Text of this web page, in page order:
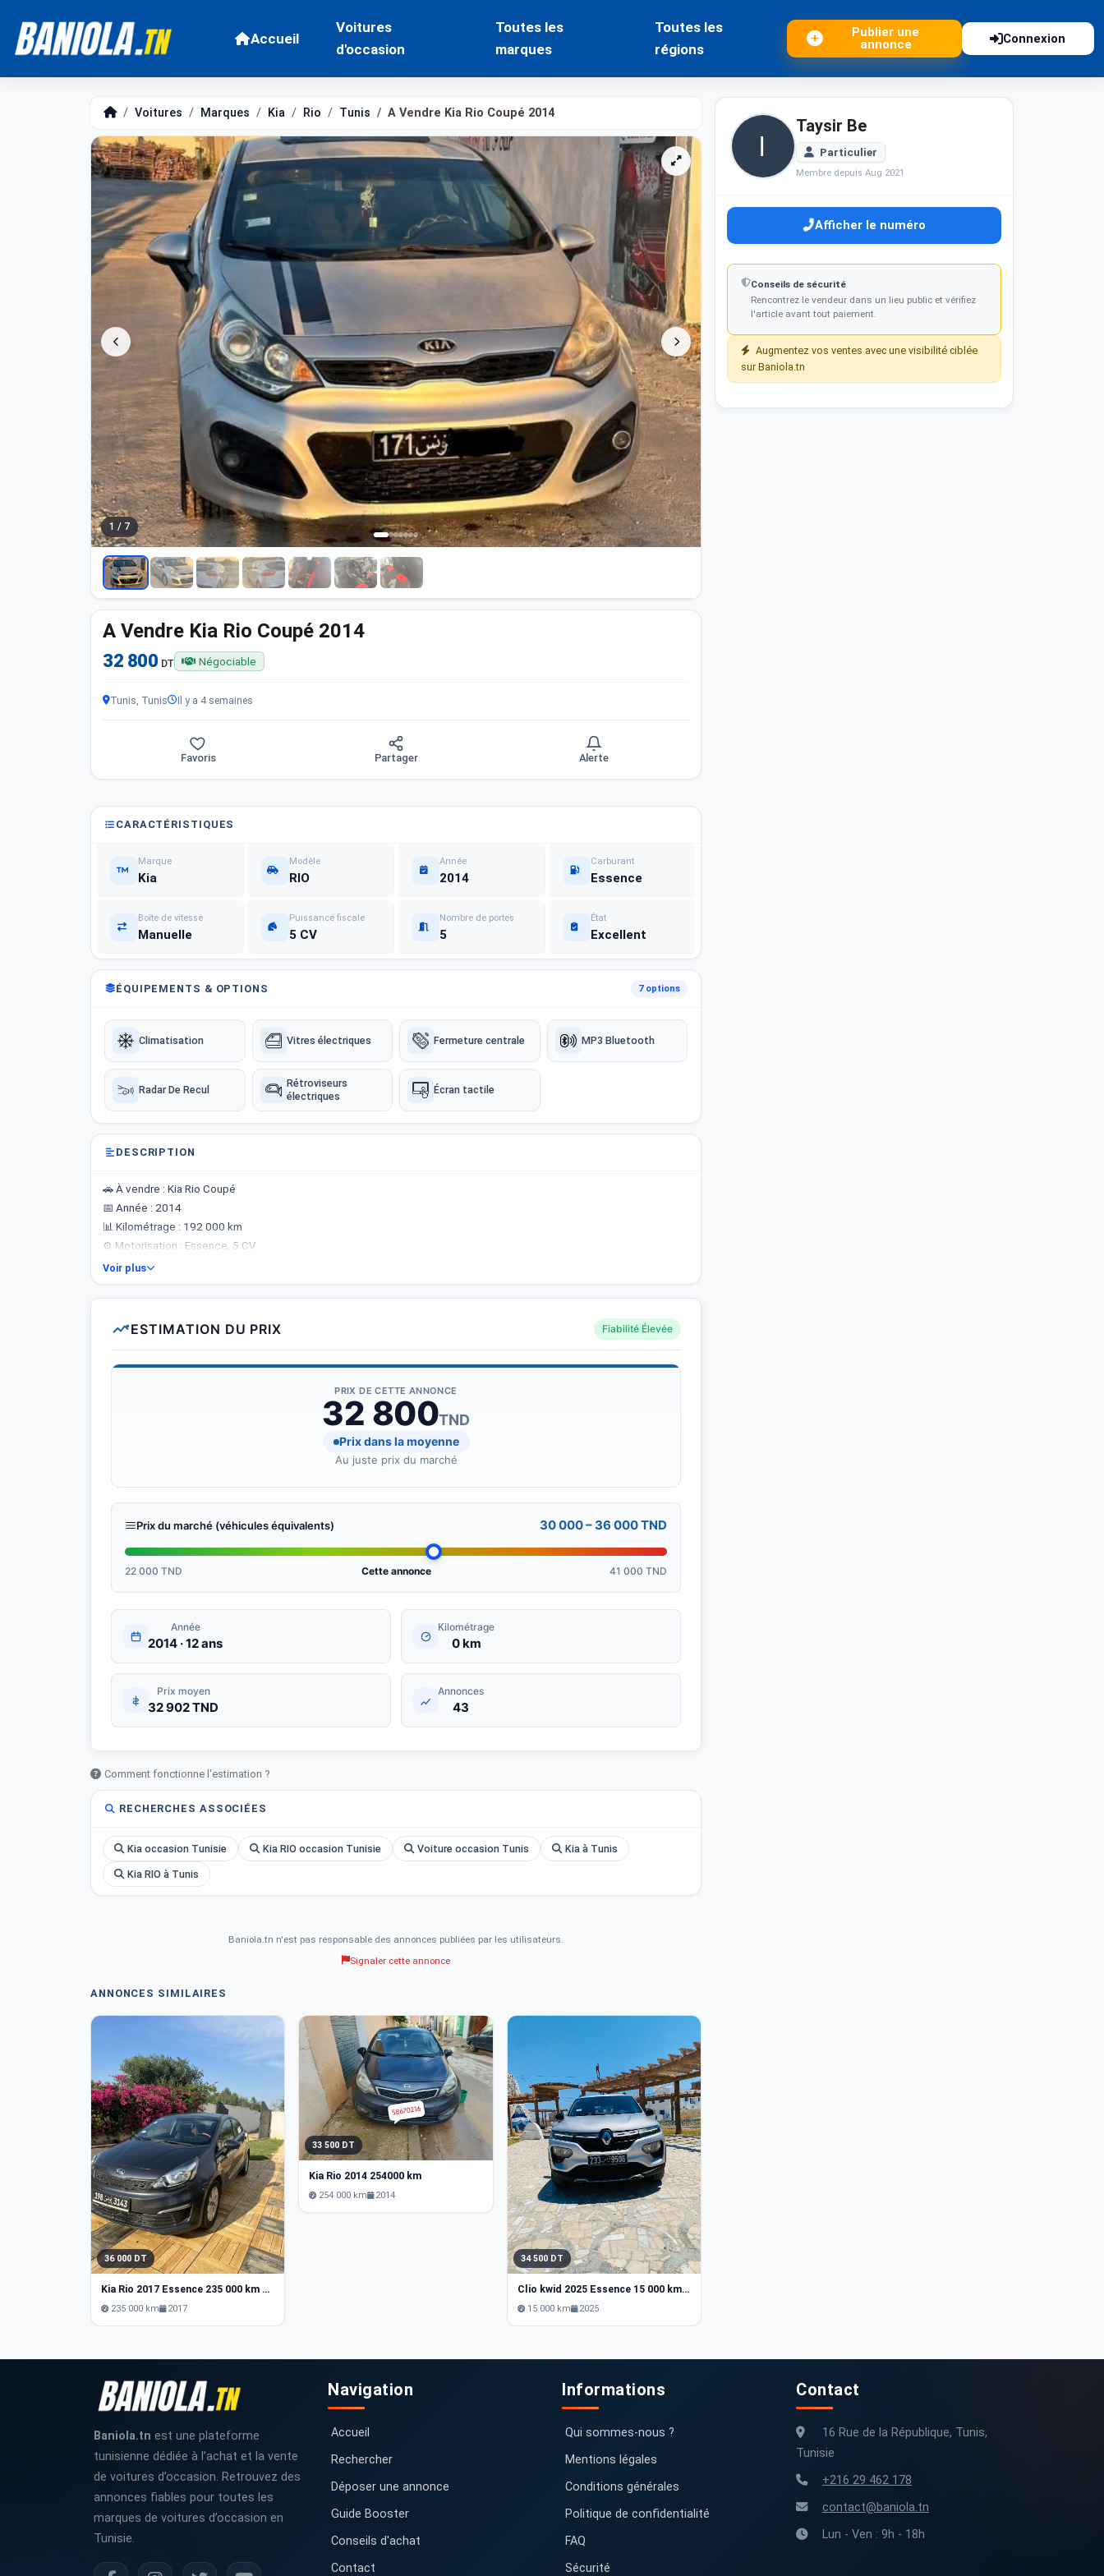
Accueil
Voitures
d'occasion
Toutes les
marques
Toutes les
régions
Publier une
annonce
Connexion
Voitures Marques Kia Rio Tunis A Vendre Kia Rio Coupé 2014
1 / 7
A Vendre Kia Rio Coupé 2014
32 800 DT Négociable
Tunis, Tunis Il y a 4 semaines
Favoris Partager Alerte
CARACTÉRISTIQUES
Marque
Kia
Modèle
RIO
Année
2014
Carburant
Essence
Boîte de vitesse
Manuelle
Puissance fiscale
5 CV
Nombre de portes
5
État
Excellent
ÉQUIPEMENTS & OPTIONS 7 options
Climatisation Vitres électriques Fermeture centrale MP3 Bluetooth
Radar De Recul
Rétroviseurs
électriques
Écran tactile
DESCRIPTION
​🚗 À vendre : Kia Rio Coupé
📅 Année : 2014
📊 Kilométrage : 192 000 km
⚙️ Motorisation : Essence, 5 CV
🕹️ Boîte : Manuelle
​📞​Options : Climatronic, vitres électriques, fermeture centrale à distance, rétroviseurs électriques rabattables, radar de
recul, ordinateur de bord, poste d&amp;#039;origine, connectivité AUX/USB....
☎️Tel 25176792
Voir plus
ESTIMATION DU PRIX Fiabilité Élevée
PRIX DE CETTE ANNONCE
32 800TND
Prix dans la moyenne
Au juste prix du marché
Prix du marché (véhicules équivalents) 30 000 – 36 000 TND
22 000 TND Cette annonce 41 000 TND
Année
2014 · 12 ans
Kilométrage
0 km
Prix moyen
32 902 TND
Annonces
43
Comment fonctionne l'estimation ?
RECHERCHES ASSOCIÉES
Kia occasion Tunisie Kia RIO occasion Tunisie Voiture occasion Tunis Kia à Tunis
Kia RIO à Tunis
Baniola.tn n'est pas responsable des annonces publiées par les utilisateurs.
Signaler cette annonce
ANNONCES SIMILAIRES
36 000 DT
Kia Rio 2017 Essence 235 000 km Manouba
235 000 km 2017
33 500 DT
Kia Rio 2014 254000 km
254 000 km 2014
34 500 DT
Clio kwid 2025 Essence 15 000 km Nabeul
15 000 km 2025
Taysir Be
Particulier
Membre depuis Aug 2021
Afficher le numéro
Conseils de sécurité
Rencontrez le vendeur dans un lieu public et vérifiez
l'article avant tout paiement.
Augmentez vos ventes avec une visibilité ciblée
sur Baniola.tn
Baniola.tn est une plateforme
tunisienne dédiée à l’achat et la vente
de voitures d’occasion. Retrouvez des
annonces fiables pour toutes les
marques de voitures d’occasion en
Tunisie.
Navigation
Accueil
Rechercher
Déposer une annonce
Guide Booster
Conseils d'achat
Contact
Informations
Qui sommes-nous ?
Mentions légales
Conditions générales
Politique de confidentialité
FAQ
Sécurité
Contact
16 Rue de la République, Tunis,
Tunisie
+216 29 462 178
contact@baniola.tn
Lun - Ven : 9h - 18h